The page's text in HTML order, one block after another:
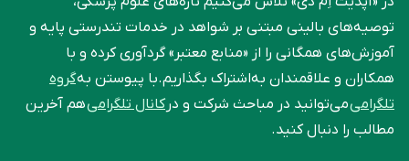
توصیه‌های بالینی مبتنی بر شواهد در خدمات تندرستی پایه و
آموزش‌های همگانی را از «منابع معتبر» گردآوری کرده و با
همکاران و علاقمندان به‌اشتراک بگذاریم.با پیوستن بهگروه
تلگرامیمی‌توانید در مباحث شرکت و درکانال تلگرامیهم آخرین
مطالب را دنبال کنید.